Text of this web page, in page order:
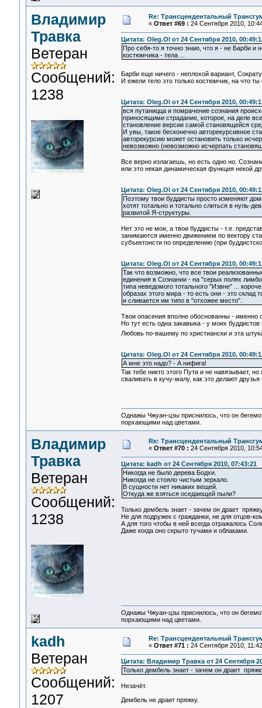
Владимир
Травка
Ветеран
Сообщений:
1238
Re: Трансцендентальный
« Ответ #69 : 24 Сентября 2010,
Цитата: Oleg.Ol от 24 Сентября 2010,
Про себя-то я точно знаю, что я - не Барби и
костюмчика - тела ...
Барби еще ничего - неплохой вариант,
И ежели тело это только костюмчик, на что
Цитата: Oleg.Ol от 24 Сентября 2010,
вся путаницца и помрачение сознания
приносящими страдание, которое, на деле
становление версии самой становящейся
И увы, такое бесконечно авторекурсивное
авторекурсию может остановить только
невозможно (невозможно исчерпать
Все верно излагаешь, но есть одно но.
или это некая динамическая функция некой
Цитата: Oleg.Ol от 24 Сентября 2010,
Поэтому твои буддисты просто изменяют
хотят тотально и тотально слиться в нуль-
развитой Я-структуры.
Нет это не мои, а твои буддисты - т.е.
занимаются именно движением по вектору
субъектонсти по определению (при
Цитата: Oleg.Ol от 24 Сентября 2010,
Так что возможно, что все твои
единения в Сознании - на "серых полях
типа неведомого тотального "Извне" ...
образах этого мира - то есть они - это склад
и сливается им типо в "отхожее место".
Твои опасения вполне обоснованны - именно
Но тут есть одна закавыка - у моих
Любовь по-вашему по христиански и эта
Цитата: Oleg.Ol от 24 Сентября 2010,
А мне это надо? - А нифига!
Так тебе никто этого Пути и не навязывает,
сваливать в кучу-малу, как это делают
Однажы Чжуан-цзы приснилось, что он
порхающими над цветами.
Владимир
Травка
Ветеран
Сообщений:
1238
Re: Трансцендентальный
« Ответ #70 : 24 Сентября 2010,
Цитата: kadh от 24 Сентября 2010, 07:43:21
Никогда не было дерева Бодхи.
Никогда не стояло чистым зеркало.
В сущности нет никаких вещей.
Откуда же взяться оседающей пыли?
Только дембель знает - зачем он драет
Не для подружек с гражданки, не для отцов-
А для того чтобы в ней всегда отражалось
Даже когда оно скрыто тучами и облаками.
Однажы Чжуан-цзы приснилось, что он
порхающими над цветами.
kadh
Ветеран
Сообщений:
1207
Re: Трансцендентальный
« Ответ #71 : 24 Сентября 2010,
Цитата: Владимир Травка от 24 Сентября
Только дембель знает - зачем он драет
Незачёт.
Дембель не драит пряжку.